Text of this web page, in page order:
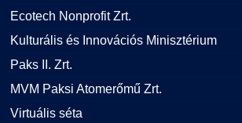
Ecotech Nonprofit Zrt.
Kulturális és Innovációs Minisztérium
Paks II. Zrt.
MVM Paksi Atomerőmű Zrt.
Virtuális séta